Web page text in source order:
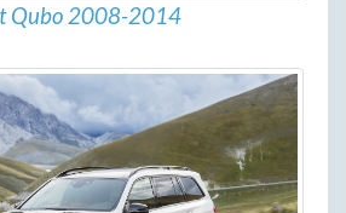
Qubo 2008-2014